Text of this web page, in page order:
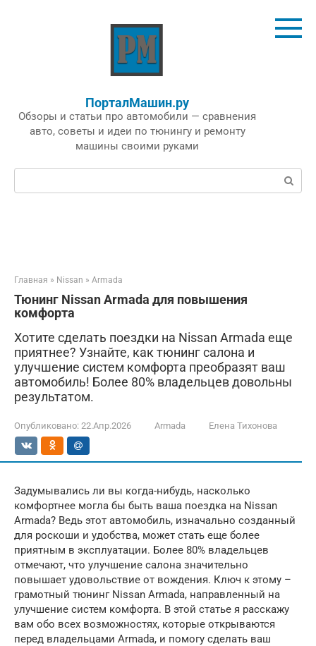
ПорталМашин.ру
Обзоры и статьи про автомобили — сравнения
авто, советы и идеи по тюнингу и ремонту
машины своими руками
Поиск:
Главная » Nissan » Armada
Тюнинг Nissan Armada для повышения
комфорта
Хотите сделать поездки на Nissan Armada еще
приятнее? Узнайте, как тюнинг салона и
улучшение систем комфорта преобразят ваш
автомобиль! Более 80% владельцев довольны
результатом.
Опубликовано: 22.Апр.2026 Armada Елена Тихонова
Задумывались ли вы когда-нибудь, насколько
комфортнее могла бы быть ваша поездка на Nissan
Armada? Ведь этот автомобиль, изначально созданный
для роскоши и удобства, может стать еще более
приятным в эксплуатации. Более 80% владельцев
отмечают, что улучшение салона значительно
повышает удовольствие от вождения. Ключ к этому –
грамотный тюнинг Nissan Armada, направленный на
улучшение систем комфорта. В этой статье я расскажу
вам обо всех возможностях, которые открываются
перед владельцами Armada, и помогу сделать ваш